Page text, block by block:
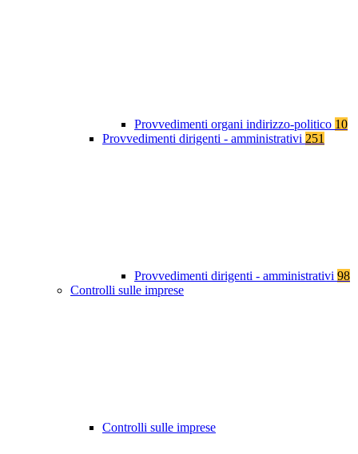
Provvedimenti organi indirizzo-politico 10
Provvedimenti dirigenti - amministrativi 251
Provvedimenti dirigenti - amministrativi 98
Controlli sulle imprese
Controlli sulle imprese